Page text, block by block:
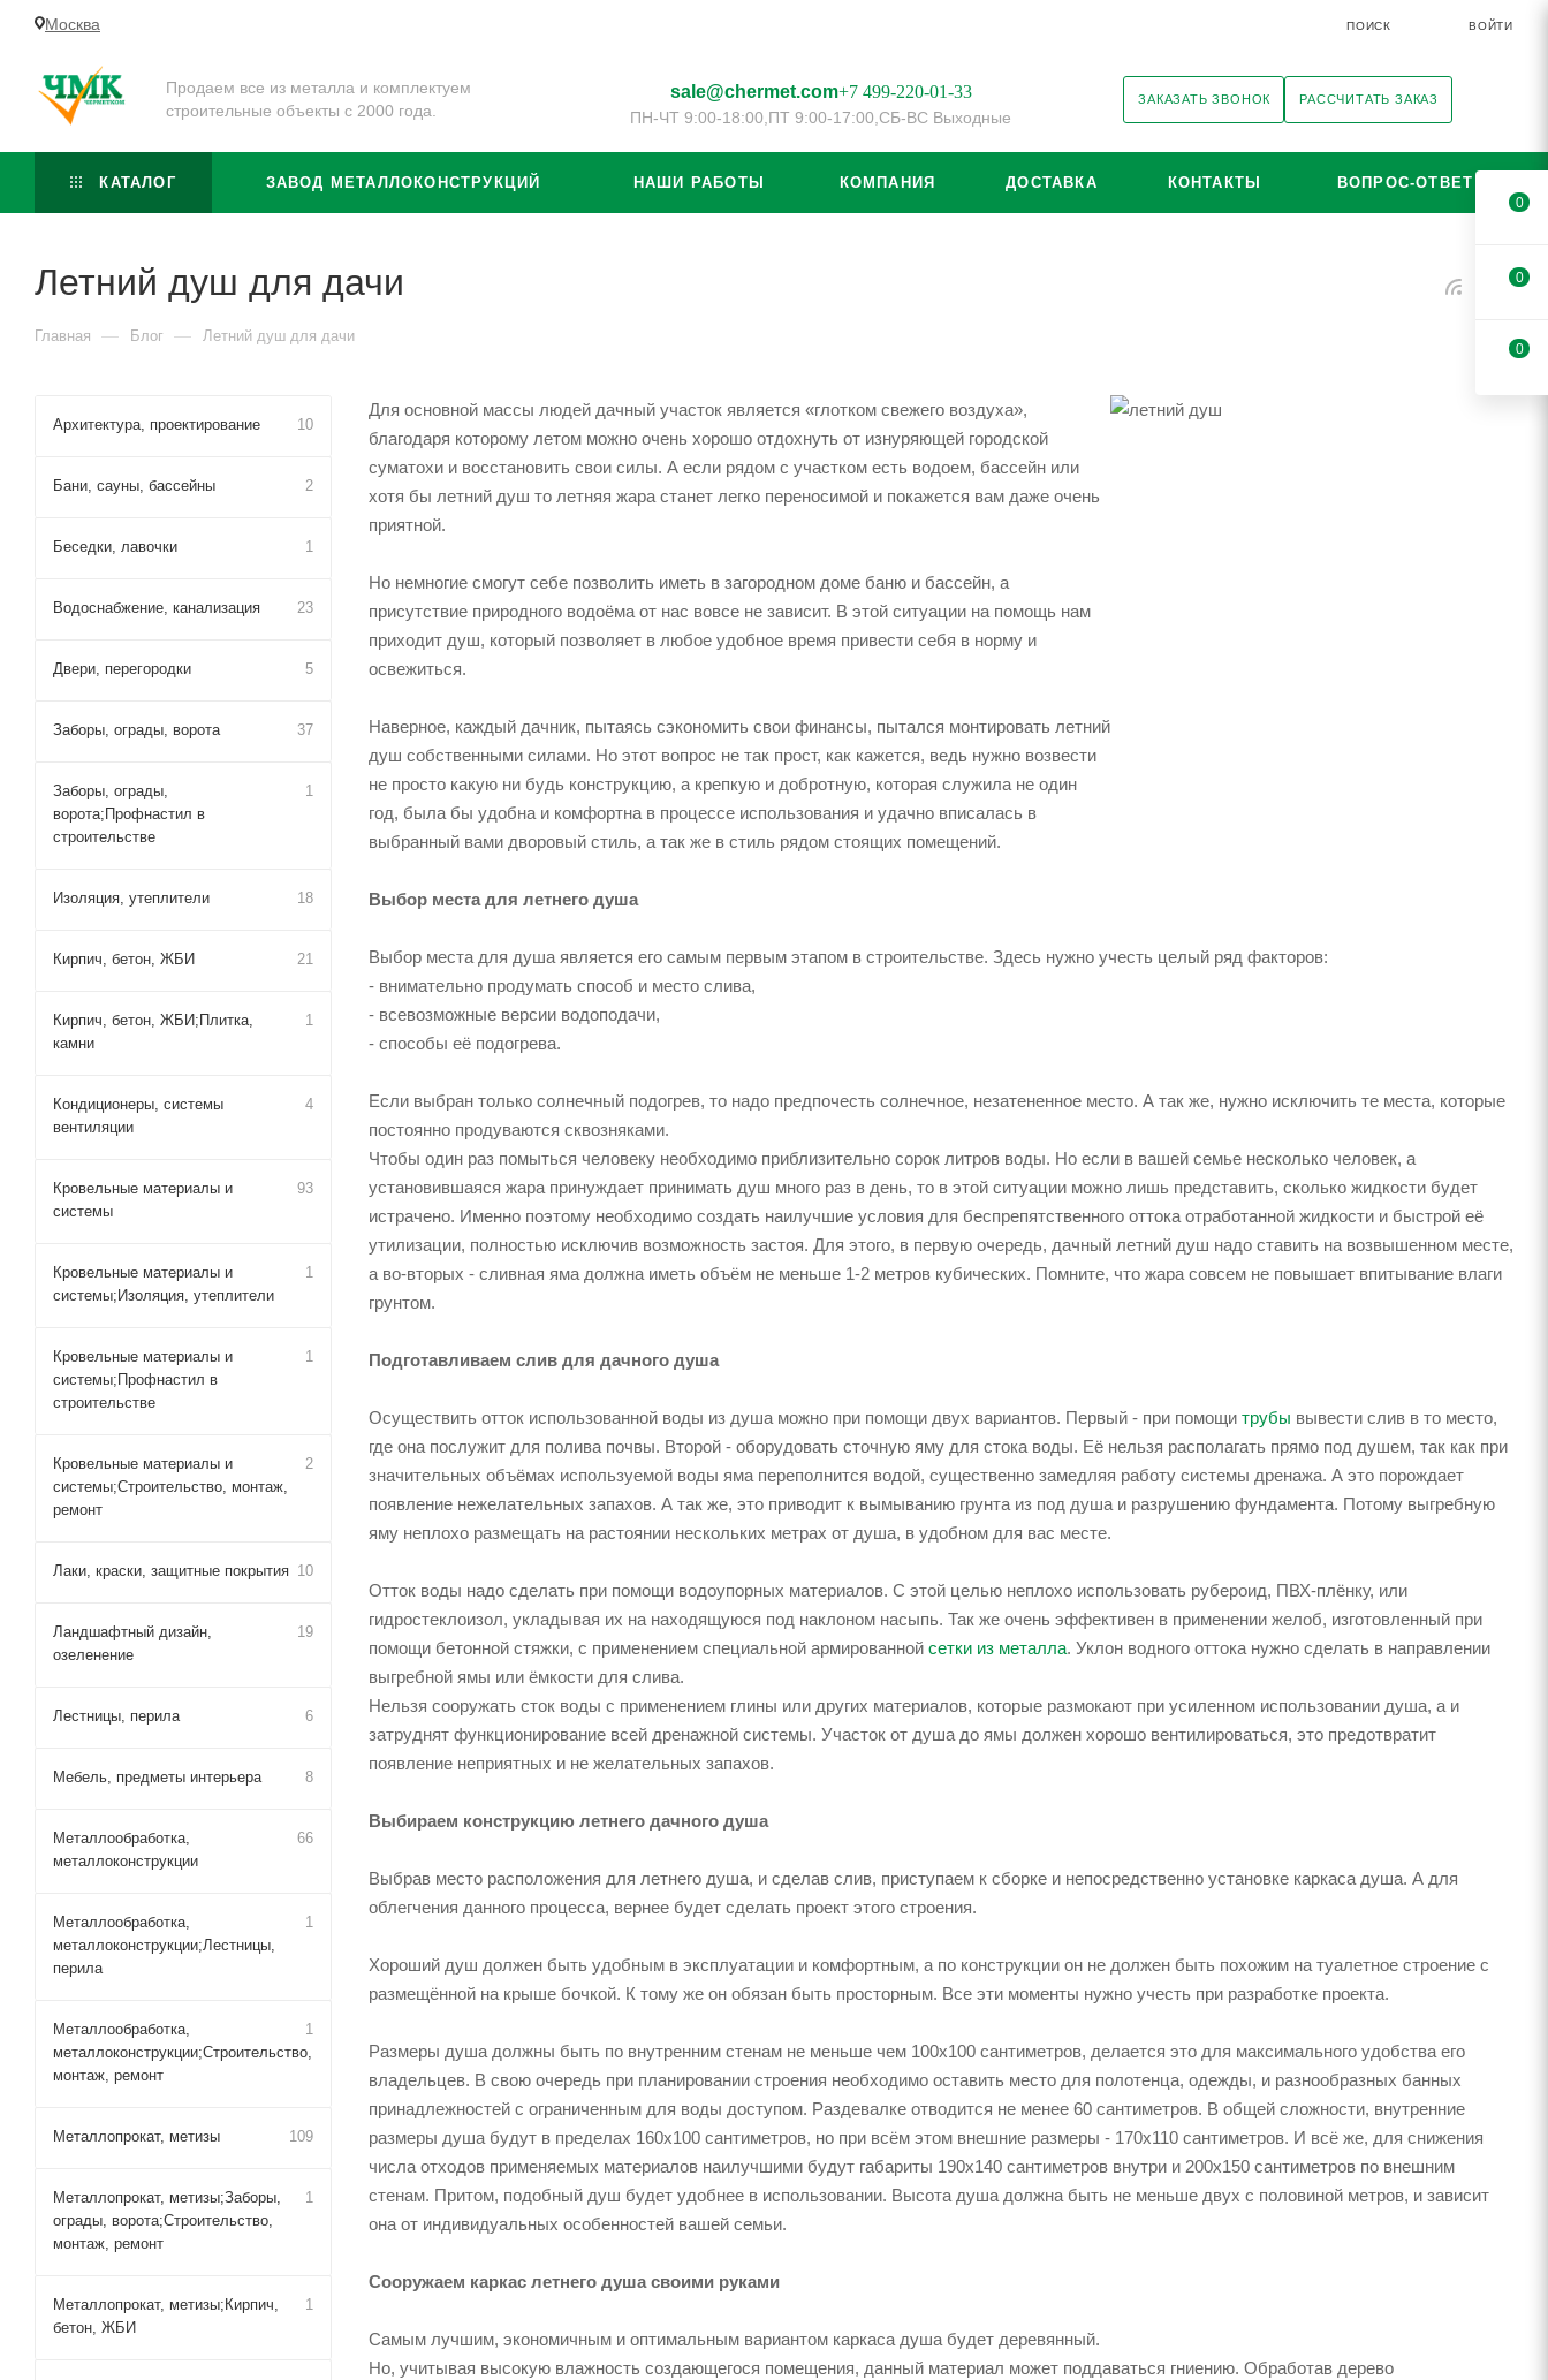
Москва ПОИСК ВОЙТИ
Продаем все из металла и комплектуем
строительные объекты с 2000 года.
sale@chermet.com+7 499-220-01-33
ПН-ЧТ 9:00-18:00, ПТ 9:00-17:00, СБ-ВС Выходные
ЗАКАЗАТЬ ЗВОНОК РАССЧИТАТЬ ЗАКАЗ
КАТАЛОГ ЗАВОД МЕТАЛЛОКОНСТРУКЦИЙ НАШИ РАБОТЫ КОМПАНИЯ ДОСТАВКА КОНТАКТЫ ВОПРОС-ОТВЕТ
Летний душ для дачи
Главная — Блог — Летний душ для дачи
Для основной массы людей дачный участок является «глотком свежего воздуха»,
благодаря которому летом можно очень хорошо отдохнуть от изнуряющей городской
суматохи и восстановить свои силы. А если рядом с участком есть водоем, бассейн или
хотя бы летний душ то летняя жара станет легко переносимой и покажется вам даже очень
приятной.
Но немногие смогут себе позволить иметь в загородном доме баню и бассейн, а
присутствие природного водоёма от нас вовсе не зависит. В этой ситуации на помощь нам
приходит душ, который позволяет в любое удобное время привести себя в норму и
освежиться.
Наверное, каждый дачник, пытаясь сэкономить свои финансы, пытался монтировать летний
душ собственными силами. Но этот вопрос не так прост, как кажется, ведь нужно возвести
не просто какую ни будь конструкцию, а крепкую и добротную, которая служила не один
год, была бы удобна и комфортна в процессе использования и удачно вписалась в
выбранный вами дворовый стиль, а так же в стиль рядом стоящих помещений.
Выбор места для летнего душа
Выбор места для душа является его самым первым этапом в строительстве. Здесь нужно учесть целый ряд факторов:
- внимательно продумать способ и место слива,
- всевозможные версии водоподачи,
- способы её подогрева.
Если выбран только солнечный подогрев, то надо предпочесть солнечное, незатененное место. А так же, нужно исключить те места, которые
постоянно продуваются сквозняками.
Чтобы один раз помыться человеку необходимо приблизительно сорок литров воды. Но если в вашей семье несколько человек, а
установившаяся жара принуждает принимать душ много раз в день, то в этой ситуации можно лишь представить, сколько жидкости будет
истрачено. Именно поэтому необходимо создать наилучшие условия для беспрепятственного оттока отработанной жидкости и быстрой её
утилизации, полностью исключив возможность застоя. Для этого, в первую очередь, дачный летний душ надо ставить на возвышенном месте,
а во-вторых - сливная яма должна иметь объём не меньше 1-2 метров кубических. Помните, что жара совсем не повышает впитывание влаги
грунтом.
Подготавливаем слив для дачного душа
Осуществить отток использованной воды из душа можно при помощи двух вариантов. Первый - при помощи трубы вывести слив в то место,
где она послужит для полива почвы. Второй - оборудовать сточную яму для стока воды. Её нельзя располагать прямо под душем, так как при
значительных объёмах используемой воды яма переполнится водой, существенно замедляя работу системы дренажа. А это порождает
появление нежелательных запахов. А так же, это приводит к вымыванию грунта из под душа и разрушению фундамента. Потому выгребную
яму неплохо размещать на растоянии нескольких метрах от душа, в удобном для вас месте.
Отток воды надо сделать при помощи водоупорных материалов. С этой целью неплохо использовать рубероид, ПВХ-плёнку, или
гидростеклоизол, укладывая их на находящуюся под наклоном насыпь. Так же очень эффективен в применении желоб, изготовленный при
помощи бетонной стяжки, с применением специальной армированной сетки из металла. Уклон водного оттока нужно сделать в направлении
выгребной ямы или ёмкости для слива.
Нельзя сооружать сток воды с применением глины или других материалов, которые размокают при усиленном использовании душа, а и
затруднят функционирование всей дренажной системы. Участок от душа до ямы должен хорошо вентилироваться, это предотвратит
появление неприятных и не желательных запахов.
Выбираем конструкцию летнего дачного душа
Выбрав место расположения для летнего душа, и сделав слив, приступаем к сборке и непосредственно установке каркаса душа. А для
облегчения данного процесса, вернее будет сделать проект этого строения.
Хороший душ должен быть удобным в эксплуатации и комфортным, а по конструкции он не должен быть похожим на туалетное строение с
размещённой на крыше бочкой. К тому же он обязан быть просторным. Все эти моменты нужно учесть при разработке проекта.
Размеры душа должны быть по внутренним стенам не меньше чем 100х100 сантиметров, делается это для максимального удобства его
владельцев. В свою очередь при планировании строения необходимо оставить место для полотенца, одежды, и разнообразных банных
принадлежностей с ограниченным для воды доступом. Раздевалке отводится не менее 60 сантиметров. В общей сложности, внутренние
размеры душа будут в пределах 160х100 сантиметров, но при всём этом внешние размеры - 170х110 сантиметров. И всё же, для снижения
числа отходов применяемых материалов наилучшими будут габариты 190х140 сантиметров внутри и 200х150 сантиметров по внешним
стенам. Притом, подобный душ будет удобнее в использовании. Высота душа должна быть не меньше двух с половиной метров, и зависит
она от индивидуальных особенностей вашей семьи.
Сооружаем каркас летнего душа своими руками
Самым лучшим, экономичным и оптимальным вариантом каркаса душа будет деревянный.
Но, учитывая высокую влажность создающегося помещения, данный материал может поддаваться гниению. Обработав дерево
Архитектура, проектирование 10
Бани, сауны, бассейны 2
Беседки, лавочки 1
Водоснабжение, канализация 23
Двери, перегородки 5
Заборы, ограды, ворота 37
Заборы, ограды,
ворота;Профнастил в
строительстве
1
Изоляция, утеплители 18
Кирпич, бетон, ЖБИ 21
Кирпич, бетон, ЖБИ;Плитка,
камни
1
Кондиционеры, системы
вентиляции
4
Кровельные материалы и
системы
93
Кровельные материалы и
системы;Изоляция, утеплители
1
Кровельные материалы и
системы;Профнастил в
строительстве
1
Кровельные материалы и
системы;Строительство, монтаж,
ремонт
2
Лаки, краски, защитные покрытия 10
Ландшафтный дизайн,
озеленение
19
Лестницы, перила 6
Мебель, предметы интерьера 8
Металлообработка,
металлоконструкции
66
Металлообработка,
металлоконструкции;Лестницы,
перила
1
Металлообработка,
металлоконструкции;Строительство,
монтаж, ремонт
1
Металлопрокат, метизы 109
Металлопрокат, метизы;Заборы,
ограды, ворота;Строительство,
монтаж, ремонт
1
Металлопрокат, метизы;Кирпич,
бетон, ЖБИ
1
0
0
0